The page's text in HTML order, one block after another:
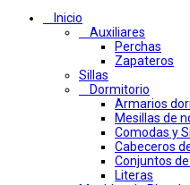
Inicio
Auxiliares
Perchas
Zapateros
Sillas
Dormitorio
Armarios
Mesillas de
Comodas y
Cabeceros
Conjuntos
Literas